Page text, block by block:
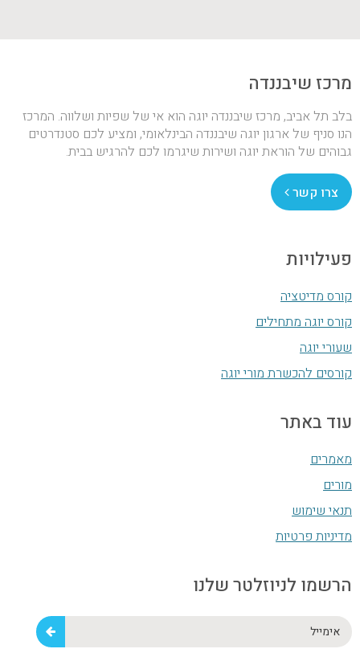
מרכז שיבננדה
בלב תל אביב, מרכז שיבננדה יוגה הוא אי של שפיות ושלווה. המרכז
הנו סניף של ארגון יוגה שיבננדה הבינלאומי, ומציע לכם סטנדרטים
גבוהים של הוראת יוגה ושירות שיגרמו לכם להרגיש בבית.
צרו קשר
פעילויות
קורס מדיטציה
קורס יוגה מתחילים
שעורי יוגה
קורסים להכשרת מורי יוגה
עוד באתר
מאמרים
מורים
תנאי שימוש
מדיניות פרטיות
הרשמו לניוזלטר שלנו
אימייל